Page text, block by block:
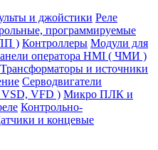
и джойстики Реле
программируемые
) Контроллеры Модули для
оператора HMI ( ЧМИ )
Транcформаторы и источники
Серводвигатели
VSD, VFD ) Микро ПЛК и
Контрольно-
и концевые